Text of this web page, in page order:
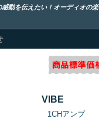
感動を伝えたい！オーディオの
VIBE
1CHアンプ